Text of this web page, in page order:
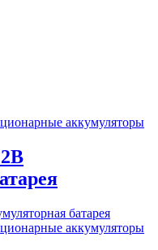
аккумуляторы
аккумуляторы